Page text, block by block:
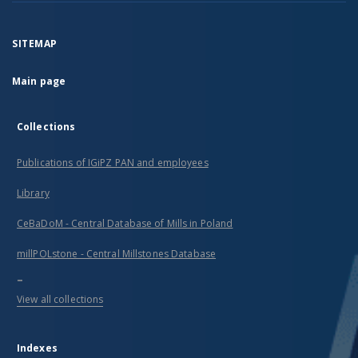
SITEMAP
Main page
Collections
Publications of IGiPZ PAN and employees
Library
CeBaDoM - Central Database of Mills in Poland
millPOLstone - Central Millstones Database
...
View all collections
Indexes